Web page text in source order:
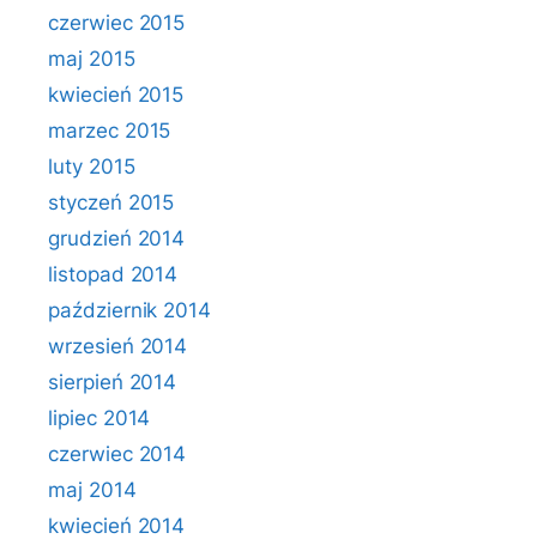
czerwiec 2015
maj 2015
kwiecień 2015
marzec 2015
luty 2015
styczeń 2015
grudzień 2014
listopad 2014
październik 2014
wrzesień 2014
sierpień 2014
lipiec 2014
czerwiec 2014
maj 2014
kwiecień 2014